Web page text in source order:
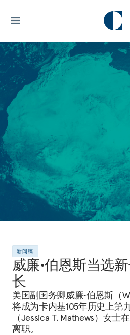
新闻稿
威廉•伯恩斯当选
长
美国副国务卿威廉•伯恩斯（
将成为卡内基105年历史上第
（Jessica T. Mathews）女士
离职。